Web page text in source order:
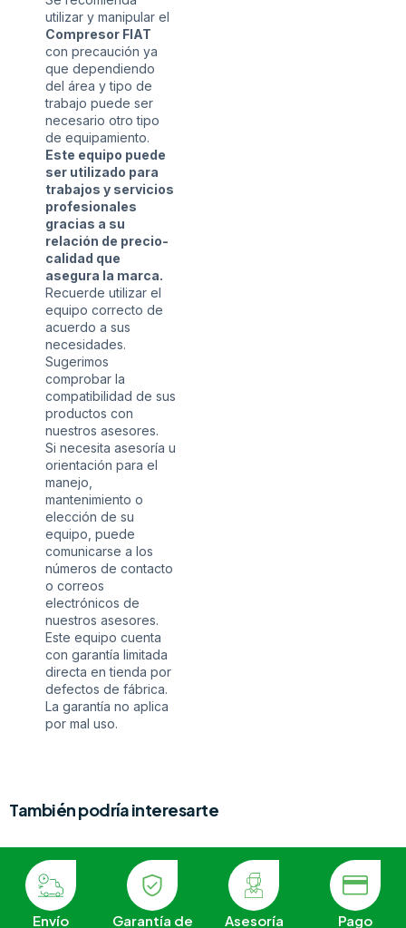
utilizar y manipular el
Compresor FIAT
con precaución ya
que dependiendo
del área y tipo de
trabajo puede ser
necesario otro tipo
de equipamiento.
Este equipo puede
ser utilizado para
trabajos y servicios
profesionales
gracias a su
relación de precio-
calidad que
asegura la marca.
Recuerde utilizar el
equipo correcto de
acuerdo a sus
necesidades.
Sugerimos
comprobar la
compatibilidad de sus
productos con
nuestros asesores.
Si necesita asesoría u
orientación para el
manejo,
mantenimiento o
elección de su
equipo, puede
comunicarse a los
números de contacto
o correos
electrónicos de
nuestros asesores.
Este equipo cuenta
con garantía limitada
directa en tienda por
defectos de fábrica.
La garantía no aplica
por mal uso.
También podría interesarte
Envío
Garantía de
Asesoría
Pago